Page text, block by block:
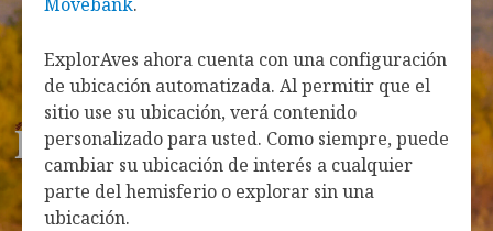
ExplorAves
ExplorAves ahora cuenta con una configuración
de ubicación automatizada. Al permitir que el
sitio use su ubicación, verá contenido
personalizado para usted. Como siempre, puede
cambiar su ubicación de interés a cualquier
parte del hemisferio o explorar sin una
ubicación.